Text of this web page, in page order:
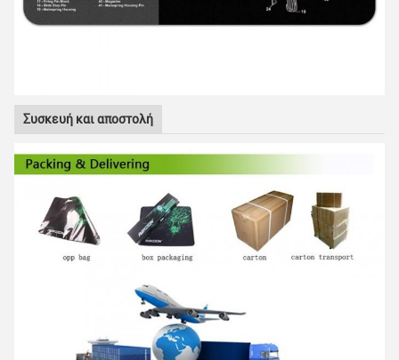
Συσκευή και αποστολή